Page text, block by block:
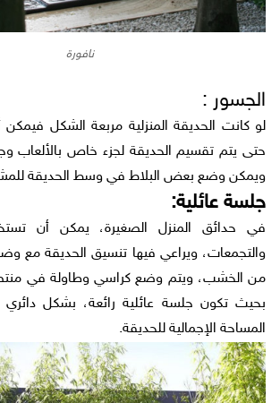
نافورة
الجسور :
لو كانت الحديقة المنزلية مربعة الشكل
حتى يتم تقسيم الحديقة لجزء خاص بالألعاب
ويمكن وضع بعض البلاط في وسط الحديقة
جلسة عائلية:
في حدائق المنزل الصغيرة، يمكن أن
والتجمعات، ويراعي فيها تنسيق الحديقة مع
من الخشب، ويتم وضع كراسي وطاولة في
بحيث تكون جلسة عائلية رائعة، بشكل دائري
المساحة الإجمالية للحديقة.